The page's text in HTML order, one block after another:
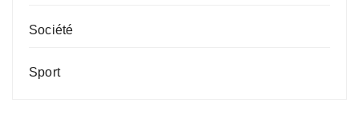
Société
Sport